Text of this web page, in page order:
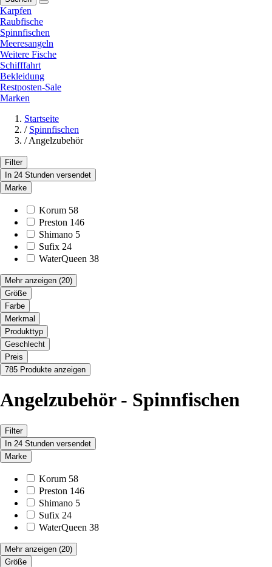
Karpfen
Raubfische
Spinnfischen
Meeresangeln
Weitere Fische
Schifffahrt
Bekleidung
Restposten-Sale
Marken
Startseite
/ Spinnfischen
/ Angelzubehör
Filter
In 24 Stunden versendet
Marke
Korum 58
Preston 146
Shimano 5
Sufix 24
WaterQueen 38
Mehr anzeigen (20)
Größe
Farbe
Merkmal
Produkttyp
Geschlecht
Preis
785 Produkte anzeigen
Angelzubehör - Spinnfischen
Filter
In 24 Stunden versendet
Marke
Korum 58
Preston 146
Shimano 5
Sufix 24
WaterQueen 38
Mehr anzeigen (20)
Größe